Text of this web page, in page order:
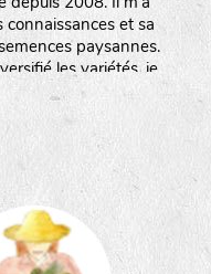
connaissances et sa
paysannes.
les variétés, je
potagères, des
et médicinales, des
manuellement et
possible sur les
leur rusticité et
Je produits
plants issus de ces
l’infinie poésie par
se réinvente à